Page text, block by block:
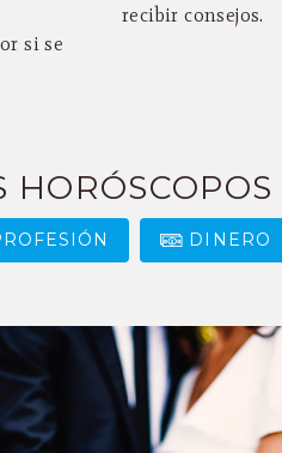
si se
recibir consejos.
HORÓSCOPOS
DINERO